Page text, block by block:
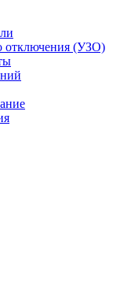
отключения (УЗО)